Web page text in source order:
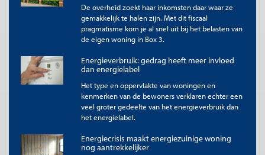
sprake van torenhoge inflatie.
De rentestand werkt op verschillende manieren door op de
vraag naar woningen. Een lagere rente maakt lenen goedkoper,
maandlasten hebben. Ook stijgt het maximale bedrag dat
huizenkopers met hun inkomen mogen lenen als de rente
daalt. Een lage rente maakt het bovendien voor investeerders
aantrekkelijker om te investeren in woningen. De
woningvoorraad ligt op korte termijn vast en verandert alleen
op lange termijn. Hierdoor zien we schommelingen in de vraag
Marktimperfecties versterken grilligheid woningmarkt
De overheid zoekt haar inkomsten daar waar ze
gemakkelijk te halen zijn. Met dit fiscaal
pragmatisme kom je al snel uit bij het belasten van
de eigen woning in Box 3.
Energieverbruik: gedrag heeft meer invloed
dan energielabel
Het type en oppervlakte van woningen en
kenmerken van de bewoners verklaren echter een
veel groter gedeelte van het energieverbruik dan
het energielabel.
Energiecrisis maakt energiezuinige woning
nog aantrekkelijker